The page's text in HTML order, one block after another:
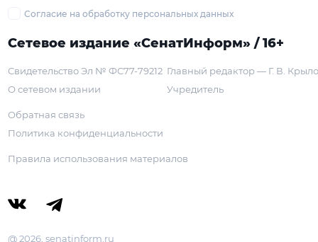
Согласие на обработку персональных данных
Сетевое издание «СенатИнформ» / 16+
Свидетельство Эл № ФС77-79212
О сетевом издании
Главный редактор — Г. В.
Учредитель
Обратная связь
Политика конфиденциальности
Правила использования материалов
@ 2026, senatinform.ru